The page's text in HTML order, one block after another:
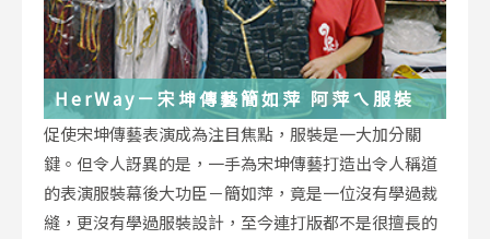
HerWay－宋坤傳藝簡如萍 阿萍ㄟ服裝
促使宋坤傳藝表演成為注目焦點，服裝是一大加分關
鍵。但令人訝異的是，一手為宋坤傳藝打造出令人稱道
的表演服裝幕後大功臣－簡如萍，竟是一位沒有學過裁
縫，更沒有學過服裝設計，至今連打版都不是很擅長的